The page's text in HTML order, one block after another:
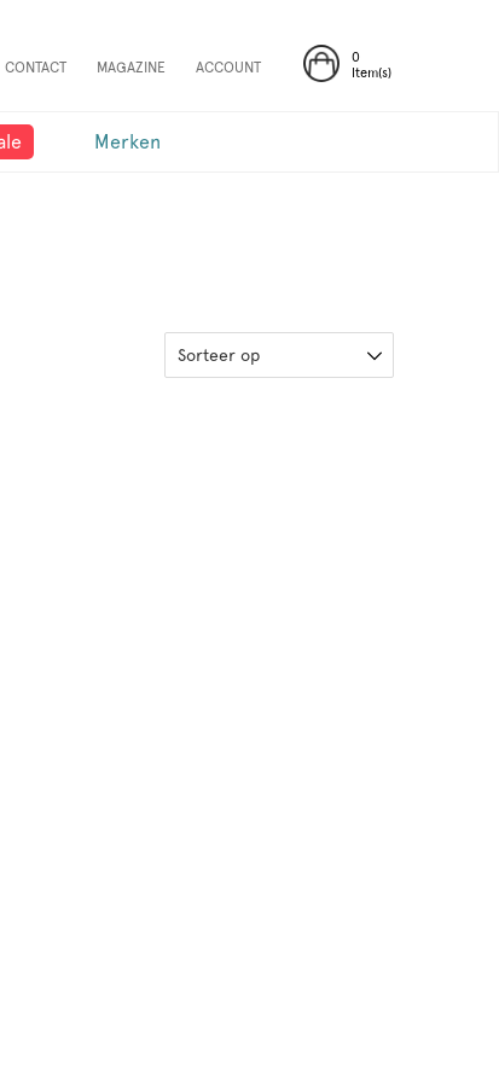
0
Item(s)
CONTACT MAGAZINE ACCOUNT
Merken
Sorteer op